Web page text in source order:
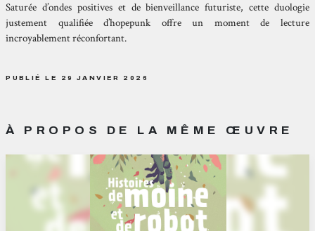
Saturée d’ondes positives et de bienveillance futuriste, cette duologie
justement qualifiée d’hopepunk offre un moment de lecture
incroyablement réconfortant.
PUBLIÉ LE 29 JANVIER 2026
À PROPOS DE LA MÊME ŒUVRE